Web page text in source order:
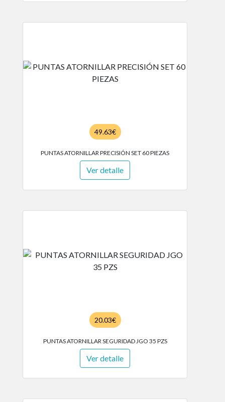
49.63€
PUNTAS ATORNILLAR PRECISIÓN SET 60 PIEZAS
Ver detalle
20.03€
PUNTAS ATORNILLAR SEGURIDAD JGO 35 PZS
Ver detalle